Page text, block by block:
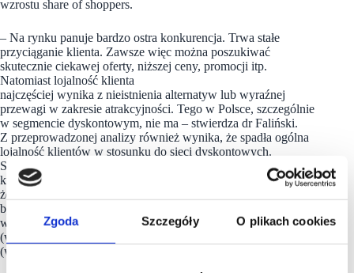
Zgoda Szczegóły O plikach cookies
wzrostu share of shoppers.
– Na rynku panuje bardzo ostra konkurencja. Trwa stałe
przyciąganie klienta. Zawsze więc można poszukiwać
skutecznie ciekawej oferty, niższej ceny, promocji itp.
Natomiast lojalność klienta
najczęściej wynika z nieistnienia alternatyw lub wyraźnej
przewagi w zakresie atrakcyjności. Tego w Polsce, szczególnie
w segmencie dyskontowym, nie ma – stwierdza dr Faliński.
Z przeprowadzonej analizy również wynika, że spadła ogólna
lojalność klientów w stosunku do sieci dyskontowych.
Shoppers loyalty index dla Biedronki wyniósł w drugim
kwartale br. 34,9% (rok wcześniej – 41,8%). Oznacza to,
że ta sieć miała tylu lojalnych klientów. A za takiego uznawany
był shopper, który nie odwiedził żadnego sklepu konkurencji
w danym okresie. Na kolejnych miejscach są Lidl – 12%
(wcześniej 15,1%), Netto – 7,3% (9,9%) i Aldi – 4,7%
(w zeszłym roku 6,8%).